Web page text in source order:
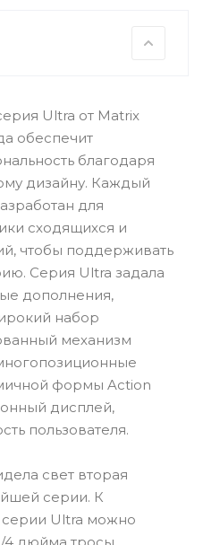
Ultra от Matrix
обеспечит
благодаря
дизайну. Каждый
для
сходящихся и
чтобы поддерживать
Серия Ultra задала
дополнения,
набор
механизм
формы Action
дисплей,
пользователя.
свет вторая
серии. К
Ultra можно